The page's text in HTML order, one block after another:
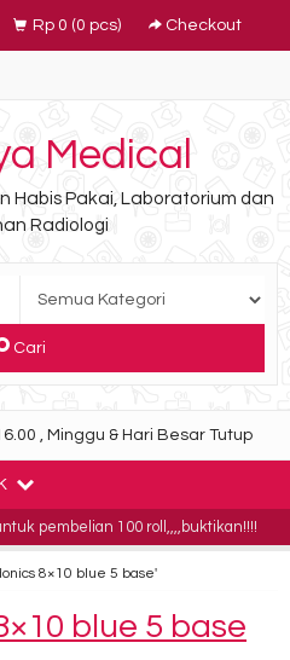
Rp 0 (0 pcs) Checkout
Medical
Habis Pakai, Laboratorium dan
Radiologi
Cari
, Minggu & Hari Besar Tutup
pembelian 100 roll,,,,buktikan!!!!
8×10 blue 5 base'
blue 5 base